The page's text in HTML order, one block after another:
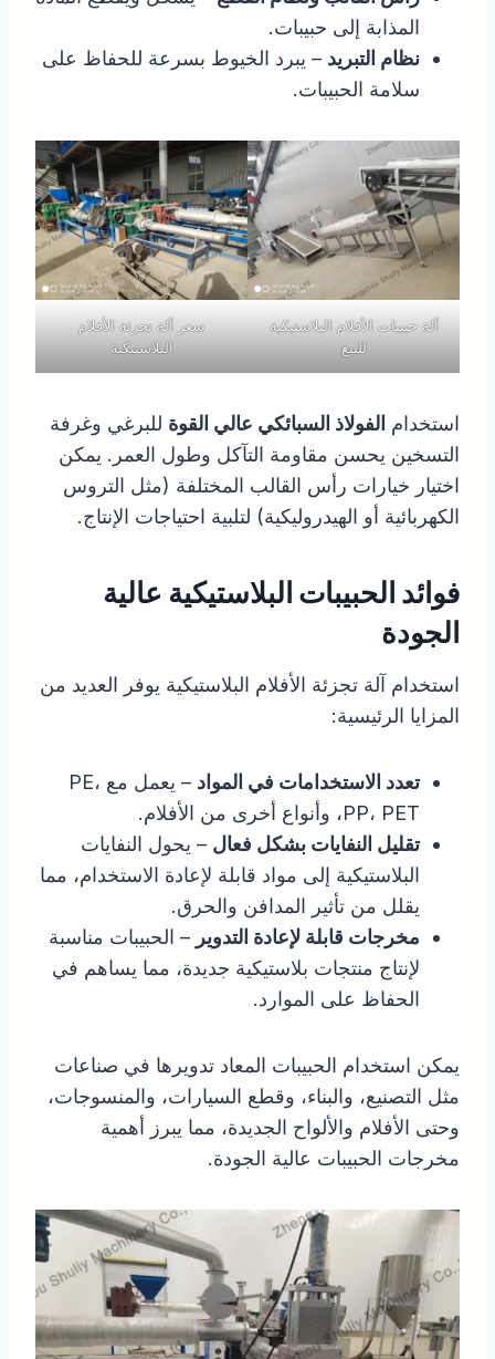
المذابة إلى حبيبات.
نظام التبريد – يبرد الخيوط بسرعة للحفاظ على
سلامة الحبيبات.
آلة حبيبات الأفلام البلاستيكية
للبيع
سعر آلة تجزئة الأفلام
البلاستيكية
استخدام الفولاذ السبائكي عالي القوة للبرغي وغرفة
التسخين يحسن مقاومة التآكل وطول العمر. يمكن
اختيار خيارات رأس القالب المختلفة (مثل التروس
الكهربائية أو الهيدروليكية) لتلبية احتياجات الإنتاج.
فوائد الحبيبات البلاستيكية عالية
الجودة
استخدام آلة تجزئة الأفلام البلاستيكية يوفر العديد من
المزايا الرئيسية:
تعدد الاستخدامات في المواد
– يعمل مع PE،
PP، PET، وأنواع أخرى من الأفلام.
تقليل النفايات بشكل فعال – يحول النفايات
البلاستيكية إلى مواد قابلة لإعادة الاستخدام، مما
يقلل من تأثير المدافن والحرق.
مخرجات قابلة لإعادة التدوير – الحبيبات مناسبة
لإنتاج منتجات بلاستيكية جديدة، مما يساهم في
الحفاظ على الموارد.
يمكن استخدام الحبيبات المعاد تدويرها في صناعات
مثل التصنيع، والبناء، وقطع السيارات، والمنسوجات،
وحتى الأفلام والألواح الجديدة، مما يبرز أهمية
مخرجات الحبيبات عالية الجودة.